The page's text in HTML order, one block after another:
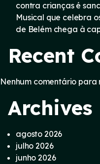
contra crianças é
Musical que celebra
de Belém chega à
Recent
Nenhum comentário para
Archives
agosto 2026
julho 2026
junho 2026